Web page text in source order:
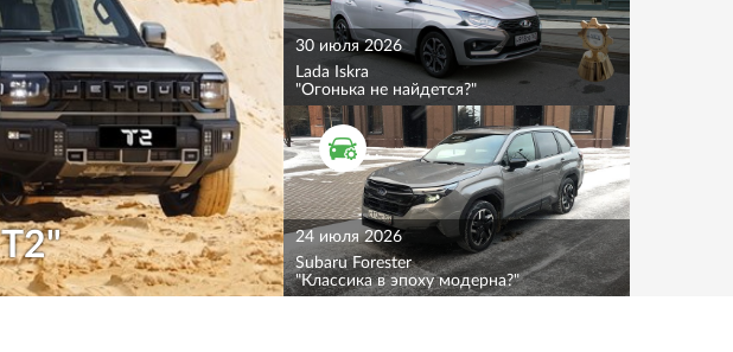
30 июля 2026
Lada Iskra
"Огонька не найдется?"
ТЕСТ ДРАЙВ
24 июля 2026
Subaru Forester
"Классика в эпоху модерна?"